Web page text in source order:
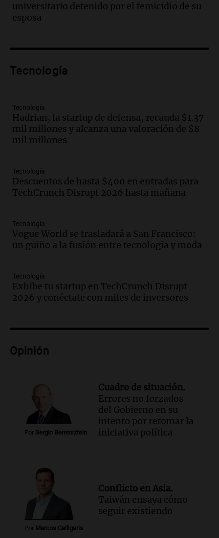
por accidentes de tránsito en el primer
Panorama Federal
por accidentes de tránsito en el primer
semestre de 2026
Panorama Federal
Episodios
mundial: "La ciencia tiene muchas
facetas"
Noticias Rosario
en la autopista Tucumán-Famagüeya
cerca del puente Marianela
Panorama Federal
Audio.
elementos robados en Rafaela durante
la madrugada del viernes
Audio.Violento robo en peluquería de
Córdoba: delincuentes escapados con
dinero y objetos de valor
La Mesa Regional por
Inseguridad Rural convoca a
productores agropecuarios para
septiembre
Panorama Federal
tras sesión legislativa intensa
Noticias
Episodios
Audio.
Ciudadanía italiana: un fallo
abrió una vía de reclamo para miles de
descendientes
universitario detenido por el femicidio de su
esposa
Tecnología
Tecnología
Hadrian, la startup de defensa, recauda $1.37
mil millones y alcanza una valoración de $8
mil millones
Tecnología
Descuentos de hasta $400 en entradas para
TechCrunch Disrupt 2026 hasta mañana
Tecnología
Vogue World se trasladará a San Francisco:
un guiño a la fusión entre tecnología y moda
Tecnología
Exhibe tu startup en TechCrunch Disrupt
2026 y conéctate con miles de inversores
Opinión
Por Sergio Berensztein
Cuadro de situación.
Errores no forzados
del Gobierno en su
intento por retomar la
iniciativa política
Por Marcos Calligaris
Conflicto en Asia.
Taiwán ensaya cómo
seguir existiendo